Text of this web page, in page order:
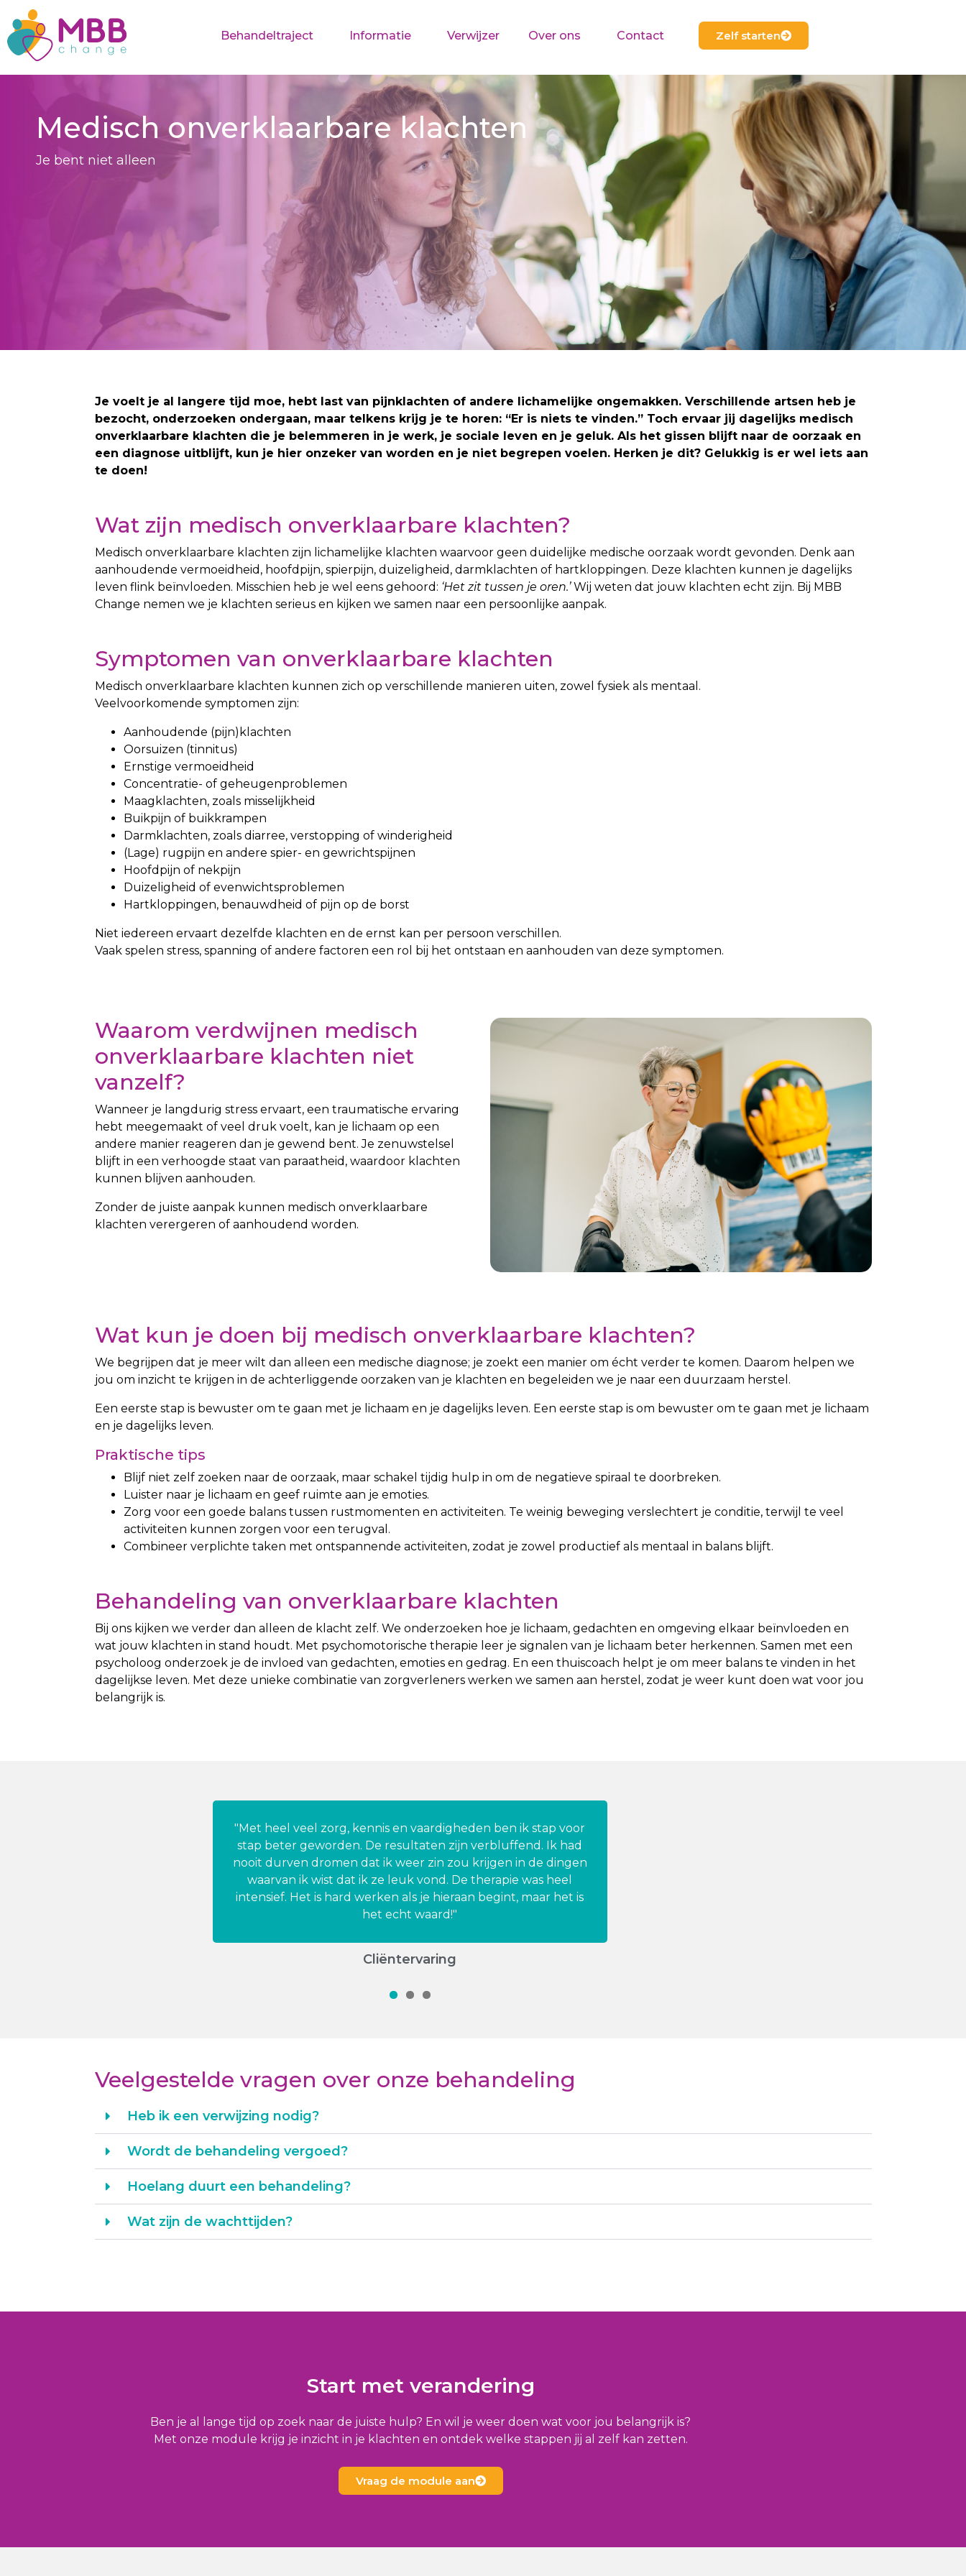
Behandeltraject Informatie Verwijzer Over ons Contact Zelf starten
Medisch onverklaarbare klachten
Je bent niet alleen
Je voelt je al langere tijd moe, hebt last van pijnklachten of andere lichamelijke ongemakken. Verschillende artsen heb je
bezocht, onderzoeken ondergaan, maar telkens krijg je te horen: “Er is niets te vinden.” Toch ervaar jij dagelijks medisch
onverklaarbare klachten die je belemmeren in je werk, je sociale leven en je geluk. Als het gissen blijft naar de oorzaak en
een diagnose uitblijft, kun je hier onzeker van worden en je niet begrepen voelen. Herken je dit? Gelukkig is er wel iets aan
te doen!
Wat zijn medisch onverklaarbare klachten?
Medisch onverklaarbare klachten zijn lichamelijke klachten waarvoor geen duidelijke medische oorzaak wordt gevonden. Denk aan
aanhoudende vermoeidheid, hoofdpijn, spierpijn, duizeligheid, darmklachten of hartkloppingen. Deze klachten kunnen je dagelijks
leven flink beïnvloeden. Misschien heb je wel eens gehoord: ‘Het zit tussen je oren.’Wij weten dat jouw klachten echt zijn. Bij MBB
Change nemen we je klachten serieus en kijken we samen naar een persoonlijke aanpak.
Symptomen van onverklaarbare klachten
Medisch onverklaarbare klachten kunnen zich op verschillende manieren uiten, zowel fysiek als mentaal.
Veelvoorkomende symptomen zijn:
Aanhoudende (pijn)klachten
Oorsuizen (tinnitus)
Ernstige vermoeidheid
Concentratie- of geheugenproblemen
Maagklachten, zoals misselijkheid
Buikpijn of buikkrampen
Darmklachten, zoals diarree, verstopping of winderigheid
(Lage) rugpijn en andere spier- en gewrichtspijnen
Hoofdpijn of nekpijn
Duizeligheid of evenwichtsproblemen
Hartkloppingen, benauwdheid of pijn op de borst
Niet iedereen ervaart dezelfde klachten en de ernst kan per persoon verschillen.
Vaak spelen stress, spanning of andere factoren een rol bij het ontstaan en aanhouden van deze symptomen.
Waarom verdwijnen medisch
onverklaarbare klachten niet
vanzelf?
Wanneer je langdurig stress ervaart, een traumatische ervaring
hebt meegemaakt of veel druk voelt, kan je lichaam op een
andere manier reageren dan je gewend bent. Je zenuwstelsel
blijft in een verhoogde staat van paraatheid, waardoor klachten
kunnen blijven aanhouden.
Zonder de juiste aanpak kunnen medisch onverklaarbare
klachten verergeren of aanhoudend worden.
Wat kun je doen bij medisch onverklaarbare klachten?
We begrijpen dat je meer wilt dan alleen een medische diagnose; je zoekt een manier om écht verder te komen. Daarom helpen we
jou om inzicht te krijgen in de achterliggende oorzaken van je klachten en begeleiden we je naar een duurzaam herstel.
Een eerste stap is bewuster om te gaan met je lichaam en je dagelijks leven. Een eerste stap is om bewuster om te gaan met je lichaam
en je dagelijks leven.
Praktische tips
Blijf niet zelf zoeken naar de oorzaak, maar schakel tijdig hulp in om de negatieve spiraal te doorbreken.
Luister naar je lichaam en geef ruimte aan je emoties.
Zorg voor een goede balans tussen rustmomenten en activiteiten. Te weinig beweging verslechtert je conditie, terwijl te veel
activiteiten kunnen zorgen voor een terugval.
Combineer verplichte taken met ontspannende activiteiten, zodat je zowel productief als mentaal in balans blijft.
Behandeling van onverklaarbare klachten
Bij ons kijken we verder dan alleen de klacht zelf. We onderzoeken hoe je lichaam, gedachten en omgeving elkaar beïnvloeden en
wat jouw klachten in stand houdt. Met psychomotorische therapie leer je signalen van je lichaam beter herkennen. Samen met een
psycholoog onderzoek je de invloed van gedachten, emoties en gedrag. En een thuiscoach helpt je om meer balans te vinden in het
dagelijkse leven. Met deze unieke combinatie van zorgverleners werken we samen aan herstel, zodat je weer kunt doen wat voor jou
belangrijk is.
"Met heel veel zorg, kennis en vaardigheden ben ik stap voor
stap beter geworden. De resultaten zijn verbluffend. Ik had
nooit durven dromen dat ik weer zin zou krijgen in de dingen
waarvan ik wist dat ik ze leuk vond. De therapie was heel
intensief. Het is hard werken als je hieraan begint, maar het is
het echt waard!"
Cliëntervaring
Veelgestelde vragen over onze behandeling
Heb ik een verwijzing nodig?
Wordt de behandeling vergoed?
Hoelang duurt een behandeling?
Wat zijn de wachttijden?
Start met verandering
Ben je al lange tijd op zoek naar de juiste hulp? En wil je weer doen wat voor jou belangrijk is?
Met onze module krijg je inzicht in je klachten en ontdek welke stappen jij al zelf kan zetten.
Vraag de module aan